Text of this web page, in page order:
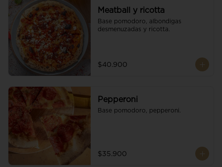
Meatball y ricotta
Base pomodoro, albondigas
desmenuzadas y ricotta.
$40.900
Pepperoni
Base pomodoro, pepperoni.
$35.900